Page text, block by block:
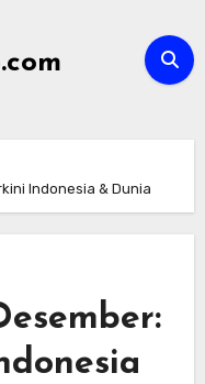
Indonesia & Dunia